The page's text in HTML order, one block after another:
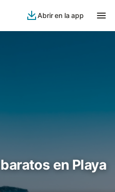
Abrir en la app
en Playa